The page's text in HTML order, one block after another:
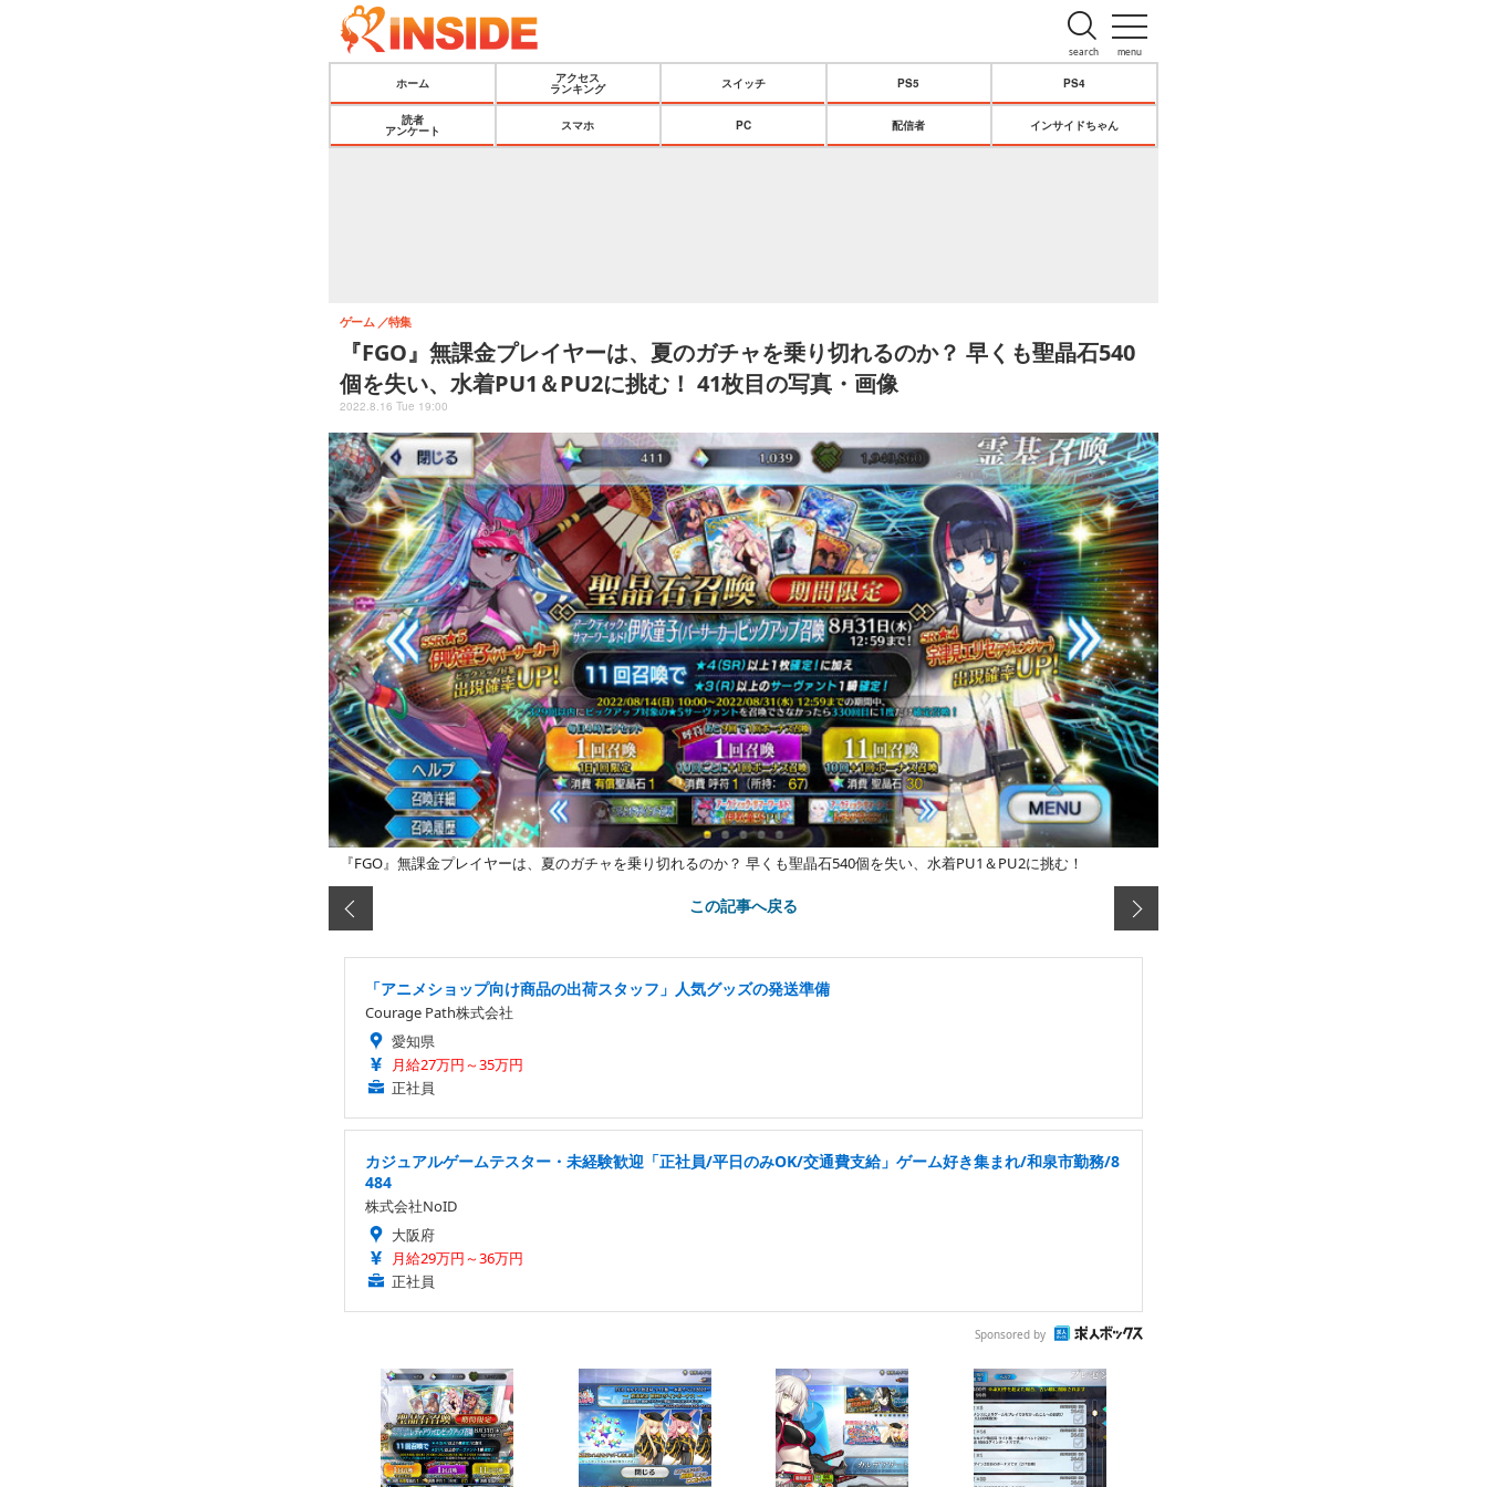
menu
search
ホーム
アクセス
ランキング
スイッチ PS5 PS4
読者
アンケート
スマホ PC 配信者 インサイドちゃん
『FGO』無課金プレイヤーは、夏のガチャを乗り切れるのか？ 早くも聖晶石540
個を失い、水着PU1＆PU2に挑む！ 41枚目の写真・画像
ゲーム 特集
2022.8.16 Tue 19:00
『FGO』無課金プレイヤーは、夏のガチャを乗り切れるのか？ 早くも聖晶石540個を失い、水着PU1＆PU2に挑む！
この記事へ戻る
「アニメショップ向け商品の出荷スタッフ」人気グッズの発送準備
Courage Path株式会社
愛知県
月給27万円～35万円
正社員
カジュアルゲームテスター・未経験歓迎「正社員/平日のみOK/交通費支給」ゲーム好き集まれ/和泉市勤務/8
484
株式会社NoID
大阪府
月給29万円～36万円
正社員
Sponsored by